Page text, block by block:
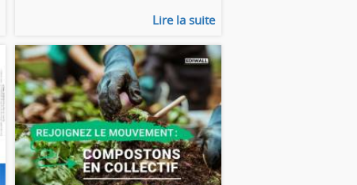
Lire la suite